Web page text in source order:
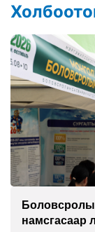
намсгасаар